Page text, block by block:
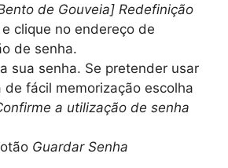
de Gouveia] Redefinição
e clique no endereço de
de senha.
sua senha. Se pretender usar
de fácil memorização escolha
a utilização de senha
Guardar Senha